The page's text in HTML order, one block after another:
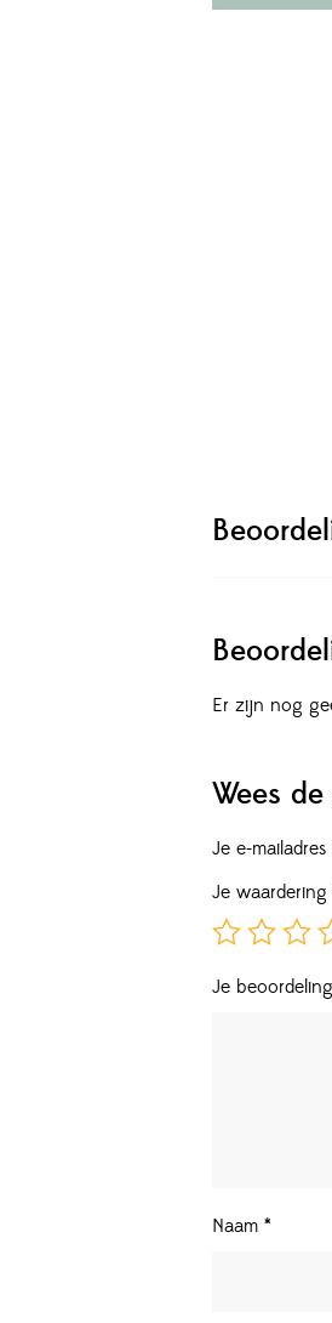
Er zijn nog
Wees
Je e-
Je waardering
Je beoordeling
Naam *